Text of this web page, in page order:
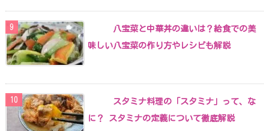
八宝菜と中華丼の違いは？給食での美
味しい八宝菜の作り方やレシピも解説
スタミナ料理の「スタミナ」って、な
に？ スタミナの定義について徹底解説